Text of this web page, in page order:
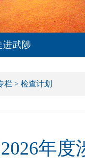
进武陟
栏 > 检查计划
年